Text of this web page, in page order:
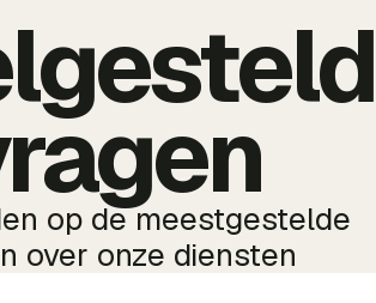
op de meestgestelde
over onze diensten